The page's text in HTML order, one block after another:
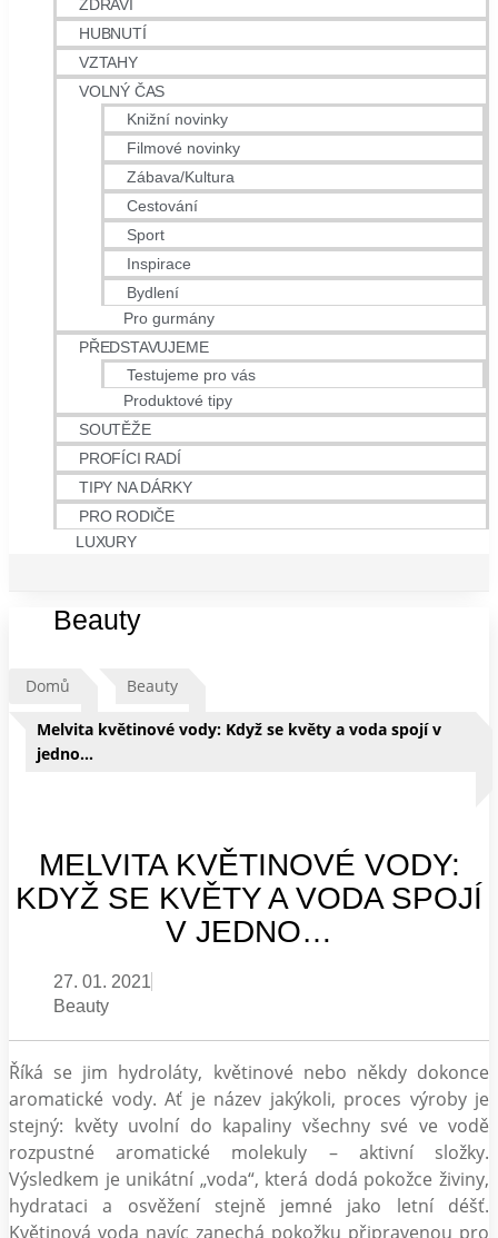
ZDRAVÍ
HUBNUTÍ
VZTAHY
VOLNÝ ČAS
Knižní novinky
Filmové novinky
Zábava/Kultura
Cestování
Sport
Inspirace
Bydlení
Pro gurmány
PŘEDSTAVUJEME
Testujeme pro vás
Produktové tipy
SOUTĚŽE
PROFÍCI RADÍ
TIPY NA DÁRKY
PRO RODIČE
LUXURY
Beauty
Domů Beauty
Melvita květinové vody: Když se květy a voda spojí v
jedno…
MELVITA KVĚTINOVÉ VODY:
KDYŽ SE KVĚTY A VODA SPOJÍ
V JEDNO…
27. 01. 2021
Beauty
Říká se jim hydroláty, květinové nebo někdy dokonce
aromatické vody. Ať je název jakýkoli, proces výroby je
stejný: květy uvolní do kapaliny všechny své ve vodě
rozpustné aromatické molekuly – aktivní složky.
Výsledkem je unikátní „voda“, která dodá pokožce živiny,
hydrataci a osvěžení stejně jemné jako letní déšť.
Květinová voda navíc zanechá pokožku připravenou pro